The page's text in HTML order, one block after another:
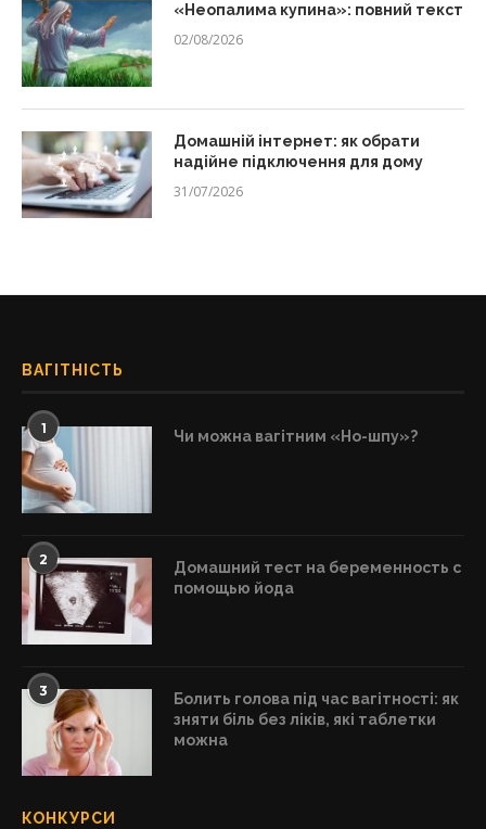
«Неопалима купина»: повний текст
02/08/2026
Домашній інтернет: як обрати
надійне підключення для дому
31/07/2026
ВАГІТНІСТЬ
1 Чи можна вагітним «Но-шпу»?
2
Домашний тест на беременность с
помощью йода
3
Болить голова під час вагітності: як
зняти біль без ліків, які таблетки
можна
КОНКУРСИ